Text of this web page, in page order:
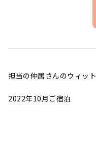
担当の仲居さんのウィッ
2022年10月ご宿泊